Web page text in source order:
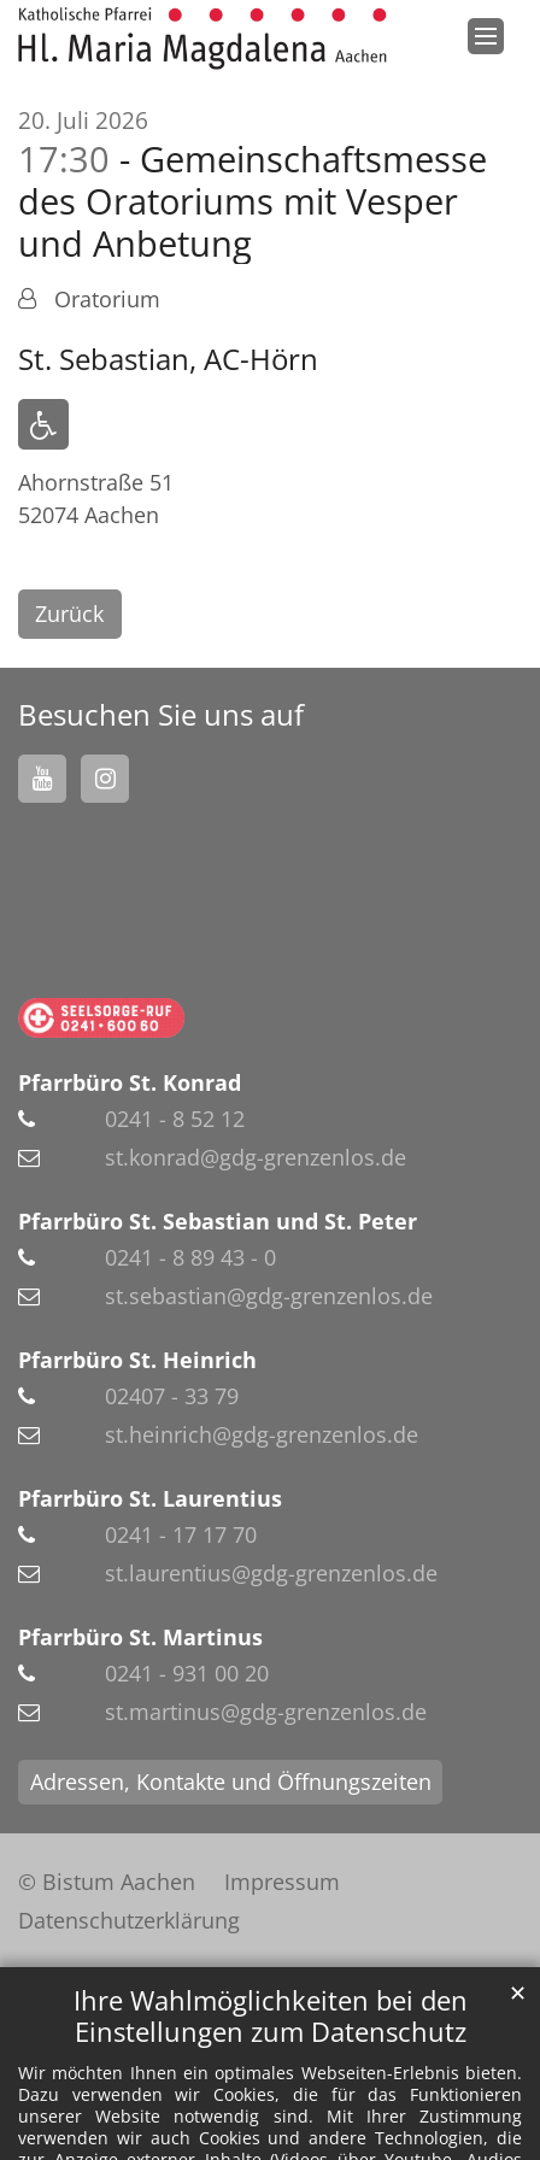
Ihre Wahlmöglichkeiten bei den
Einstellungen zum Datenschutz
Wir möchten Ihnen ein optimales Webseiten-Erlebnis bieten.
Dazu verwenden wir Cookies, die für das Funktionieren
unserer Website notwendig sind. Mit Ihrer Zustimmung
verwenden wir auch Cookies und andere Technologien, die
✕
Zum Inhalt springen
20. Juli 2026
17:30
Gemeinschaftsmesse
des Oratoriums mit Vesper
und Anbetung
Oratorium
St. Sebastian, AC-Hörn
Ahornstraße 51
52074 Aachen
Zurück
Besuchen Sie uns auf
Pfarrbüro St. Konrad
0241 - 8 52 12
st.konrad@gdg-grenzenlos.de
Pfarrbüro St. Sebastian und St. Peter
0241 - 8 89 43 - 0
st.sebastian@gdg-grenzenlos.de
Pfarrbüro St. Heinrich
02407 - 33 79
st.heinrich@gdg-grenzenlos.de
Pfarrbüro St. Laurentius
0241 - 17 17 70
st.laurentius@gdg-grenzenlos.de
Pfarrbüro St. Martinus
0241 - 931 00 20
st.martinus@gdg-grenzenlos.de
Adressen, Kontakte und Öffnungszeiten
© Bistum Aachen
Impressum
Datenschutzerklärung